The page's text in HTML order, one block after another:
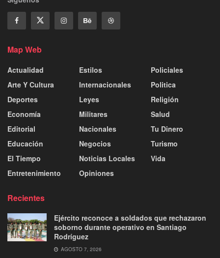
Map Web
Actualidad
Arte Y Cultura
Deportes
Economía
Editorial
Educación
El Tiempo
Entretenimiento
Estilos
Internacionales
Leyes
Militares
Nacionales
Negocios
Noticias Locales
Opiniones
Policiales
Politica
Religión
Salud
Tu Dinero
Turismo
Vida
Recientes
Ejército reconoce a soldados que rechazaron
soborno durante operativo en Santiago
Rodríguez
AGOSTO 7, 2026